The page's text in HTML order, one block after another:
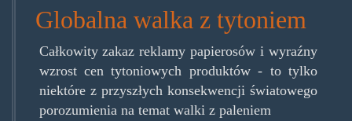
Globalna walka z tytoniem
Całkowity zakaz reklamy papierosów i wyraźny
wzrost cen tytoniowych produktów - to tylko
niektóre z przyszłych konsekwencji światowego
porozumienia na temat walki z paleniem